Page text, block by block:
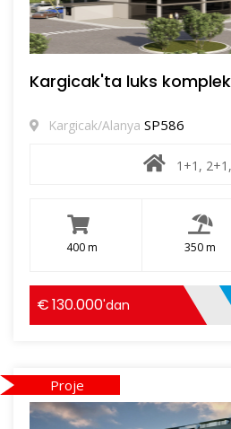
Kargicak'ta luks
Kargicak/Alanya SP586
1+1,
400 m 350 m
130.000'dan
Proje